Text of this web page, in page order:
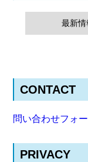
最新
CONTACT
問い合わせフォ
PRIVACY